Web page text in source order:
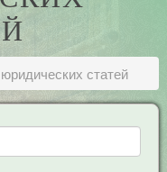
статей